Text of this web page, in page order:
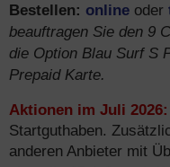
Bestellen: online oder
beauftragen Sie den 9
die Option Blau Surf S
Prepaid Karte.
Aktionen im Juli 2026:
Startguthaben.
anderen Anbieter mit